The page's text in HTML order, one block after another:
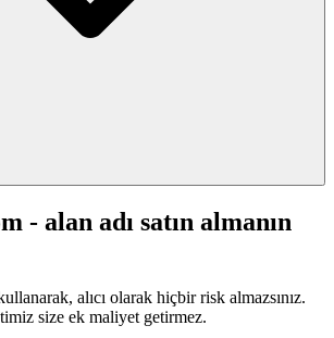
- alan adı satın almanın
alıcı olarak hiçbir risk almazsınız.
size ek maliyet getirmez.